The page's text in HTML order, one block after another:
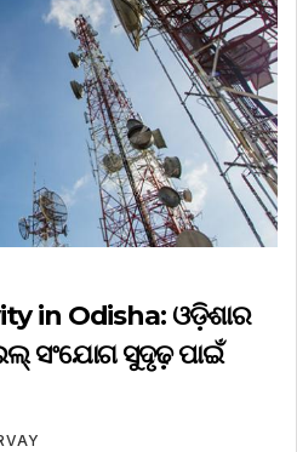
in Odisha: ଓଡ଼ିଶାର
ସଂଯୋଗ ସୁଦୃଢ଼ ​​ପାଇଁ